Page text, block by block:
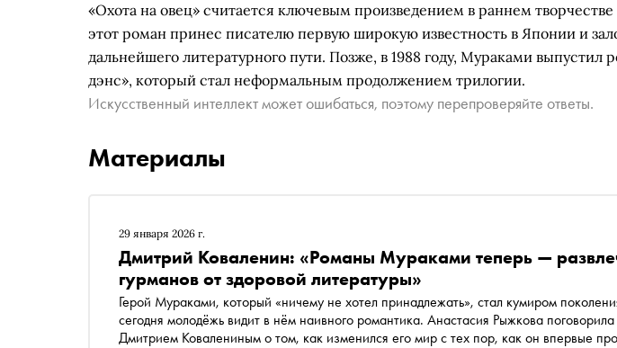
«Охота на овец» считается ключевым произведением в раннем
этот роман принес писателю первую широкую известность в Японии и
дальнейшего литературного пути. Позже, в 1988 году, Мураками выпустил
дэнс», который стал неформальным продолжением трилогии.
Искусственный интеллект может ошибаться, поэтому перепроверяйте ответы.
Материалы
29 января 2026 г.
Дмитрий Коваленин: «Романы Мураками теперь —
гурманов от здоровой литературы»
Герой Мураками, который «ничему не хотел принадлежать», стал кумиром
сегодня молодёжь видит в нём наивного романтика. Анастасия Рыжкова
Дмитрием Ковалениным о том, как изменился его мир с тех пор, как он впервые